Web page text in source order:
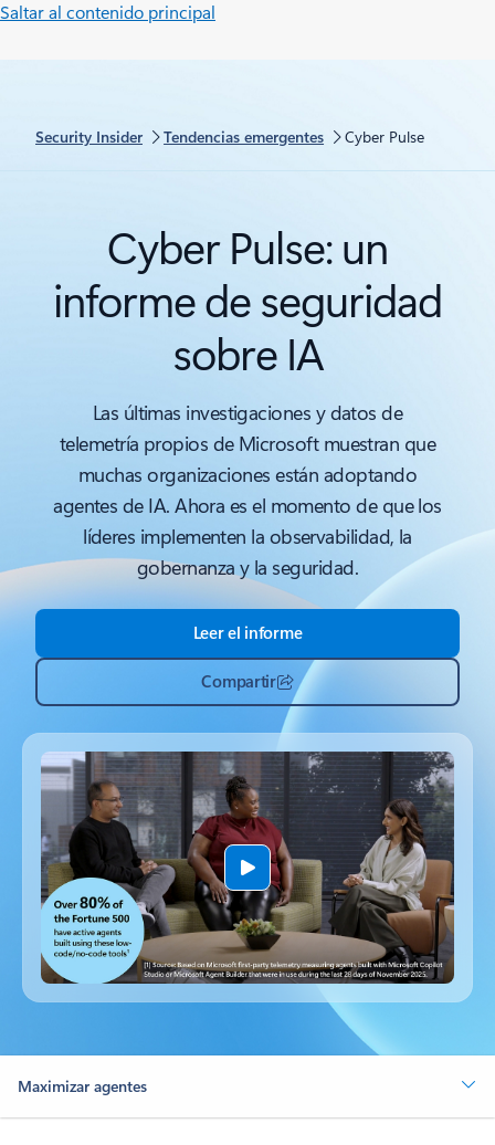
Saltar al contenido principal
Security Insider Tendencias emergentes Cyber Pulse
Cyber Pulse: un
informe de seguridad
sobre IA
Las últimas investigaciones y datos de
telemetría propios de Microsoft muestran que
muchas organizaciones están adoptando
agentes de IA. Ahora es el momento de que los
líderes implementen la observabilidad, la
gobernanza y la seguridad.
Leer el informe
Compartir
Maximizar agentes